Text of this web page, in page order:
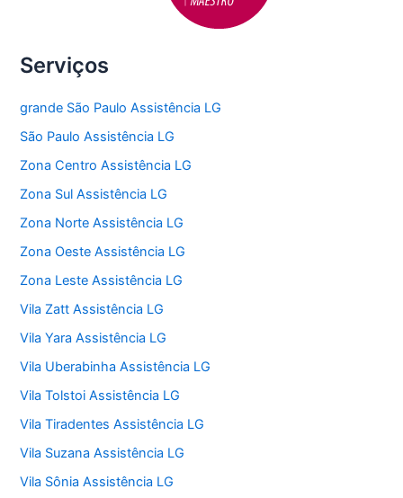
Serviços
grande São Paulo Assistência LG
São Paulo Assistência LG
Zona Centro Assistência LG
Zona Sul Assistência LG
Zona Norte Assistência LG
Zona Oeste Assistência LG
Zona Leste Assistência LG
Vila Zatt Assistência LG
Vila Yara Assistência LG
Vila Uberabinha Assistência LG
Vila Tolstoi Assistência LG
Vila Tiradentes Assistência LG
Vila Suzana Assistência LG
Vila Sônia Assistência LG